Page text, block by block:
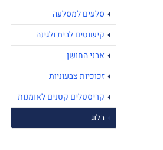
סלעים למסלעה
קישוטים לבית ולגינה
אבני החושן
זכוכיות צבעוניות
קריסטלים קטנים לאומנות
בלוג